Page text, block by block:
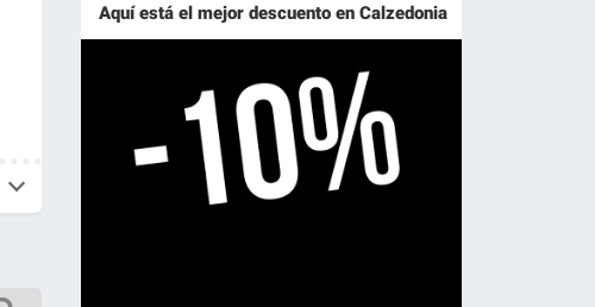
Aquí está el mejor descuento en Calzedonia